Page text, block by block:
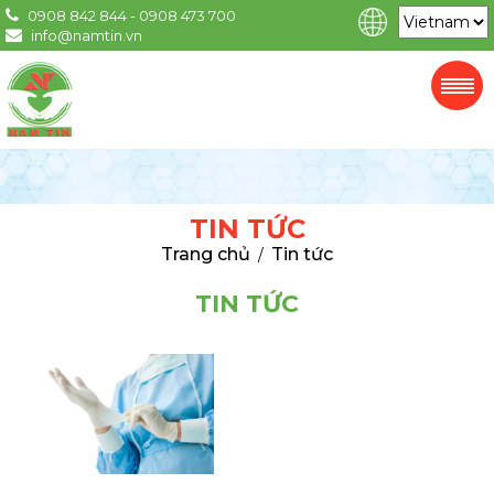
0908 842 844 - 0908 473 700
info@namtin.vn
TIN TỨC
Trang chủ / Tin tức
TIN TỨC